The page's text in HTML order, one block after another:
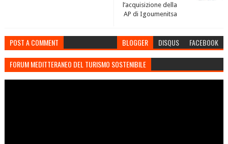
l’acquisizione della
AP di Igoumenitsa
POST A COMMENT BLOGGER DISQUS FACEBOOK
FORUM MEDITTERANEO DEL TURISMO SOSTENIBILE